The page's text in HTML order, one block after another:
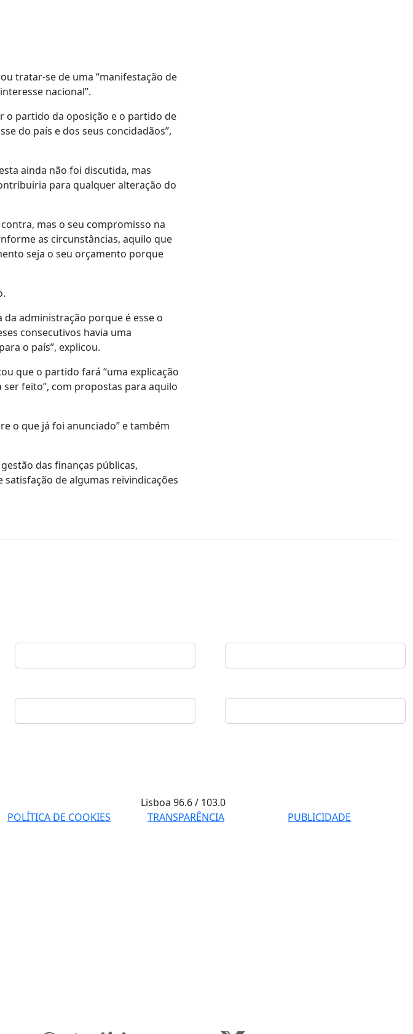
tratar-se de uma “manifestação de
nacional”.
o partido da oposição e o partido de
do país e dos seus concidadãos”,
ainda não foi discutida, mas
para qualquer alteração do
mas o seu compromisso na
as circunstâncias, aquilo que
seja o seu orçamento porque
da administração porque é esse o
consecutivos havia uma
o país”, explicou.
que o partido fará “uma explicação
feito”, com propostas para aquilo
o que já foi anunciado” e também
das finanças públicas,
de algumas reivindicações
Lisboa96.6 / 103.0
POLÍTICA DE COOKIES TRANSPARÊNCIA
PUBLICIDADE